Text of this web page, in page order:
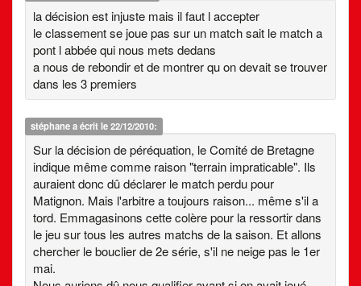
la décision est injuste mais il faut l accepter
le classement se joue pas sur un match sait le match a
pont l abbée qui nous mets dedans
a nous de rebondir et de montrer qu on devait se trouver
dans les 3 premiers
stéphanea écrit le 22/12/2010:
Sur la décision de péréquation, le Comité de Bretagne
indique même comme raison "terrain impraticable". Ils
auraient donc dû déclarer le match perdu pour
Matignon. Mais l'arbitre a toujours raison... même s'il a
tord. Emmagasinons cette colère pour la ressortir dans
le jeu sur tous les autres matchs de la saison. Et allons
chercher le bouclier de 2e série, s'il ne neige pas le 1er
mai.